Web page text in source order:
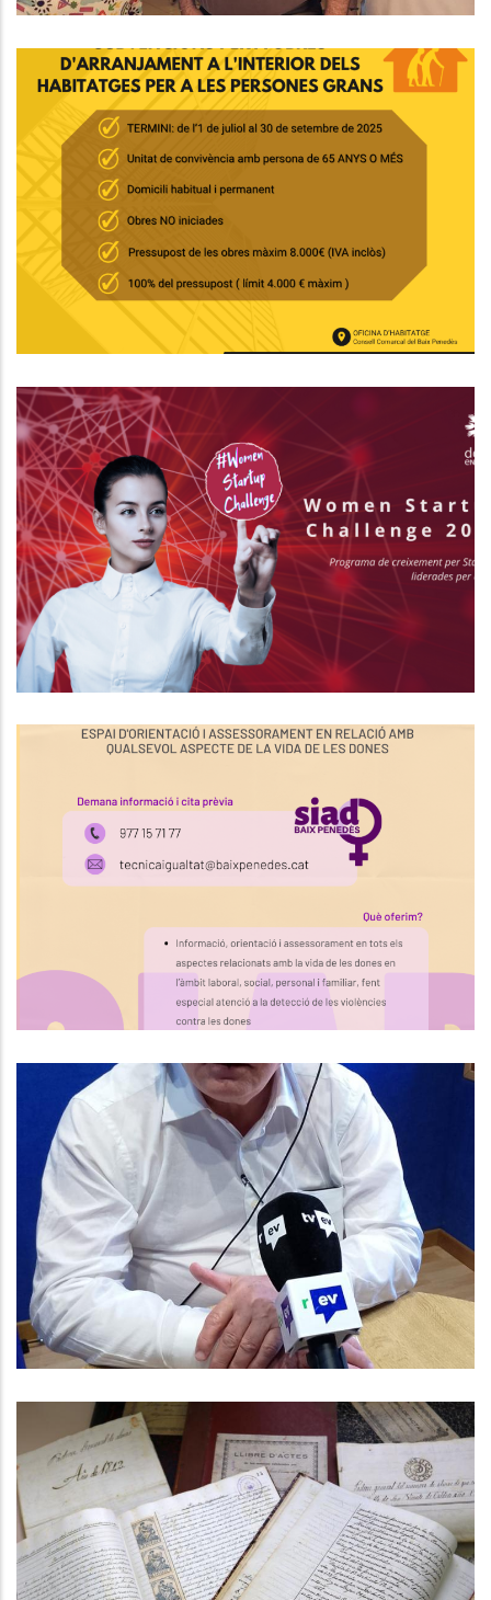
L'1 De Juliol S'obre La
Convocatòria D’ajuts Per A
L’arranjament Interior
D’habitatges Destinats A Persones
Grans
Habitatge
El Women Startup Challenge: Una
Oportunitat Única Per A Dones
Emprenedores Del Baix Penedès
P. econòmica
Horaris D'atenció Del SIAD BAIX
PENEDÈS
Baix Penedès Al Dia”, Amb El
Conseller Comarcal De Consum
Joan Miró
Altres
L’Arxiu Comarcal Del Baix Penedès
Digitalitza Prop De 30.000 Imatges
Altres